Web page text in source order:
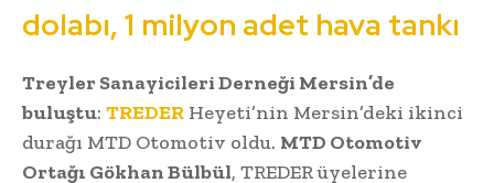
dolabı, 1 milyon adet hava tankı
Treyler Sanayicileri Derneği Mersin’de
buluştu: TREDER Heyeti’nin Mersin’deki ikinci
durağı MTD Otomotiv oldu. MTD Otomotiv
Ortağı Gökhan Bülbül, TREDER üyelerine